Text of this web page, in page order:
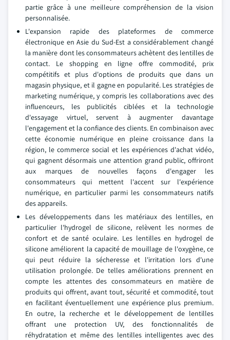
partie grâce à une meilleure compréhension de la vision
personnalisée.
L'expansion rapide des plateformes de commerce
électronique en Asie du Sud-Est a considérablement changé
la manière dont les consommateurs achètent des lentilles de
contact. Le shopping en ligne offre commodité, prix
compétitifs et plus d'options de produits que dans un
magasin physique, et il gagne en popularité. Les stratégies de
marketing numérique, y compris les collaborations avec des
influenceurs, les publicités ciblées et la technologie
d'essayage virtuel, servent à augmenter davantage
l'engagement et la confiance des clients. En combinaison avec
cette économie numérique en pleine croissance dans la
région, le commerce social et les expériences d'achat vidéo,
qui gagnent désormais une attention grand public, offriront
aux marques de nouvelles façons d'engager les
consommateurs qui mettent l'accent sur l'expérience
numérique, en particulier parmi les consommateurs natifs
des appareils.
Les développements dans les matériaux des lentilles, en
particulier l'hydrogel de silicone, relèvent les normes de
confort et de santé oculaire. Les lentilles en hydrogel de
silicone améliorent la capacité de mouillage de l'oxygène, ce
qui peut réduire la sécheresse et l'irritation lors d'une
utilisation prolongée. De telles améliorations prennent en
compte les attentes des consommateurs en matière de
produits qui offrent, avant tout, sécurité et commodité, tout
en facilitant éventuellement une expérience plus premium.
En outre, la recherche et le développement de lentilles
offrant une protection UV, des fonctionnalités de
réhydratation et même des lentilles intelligentes avec des